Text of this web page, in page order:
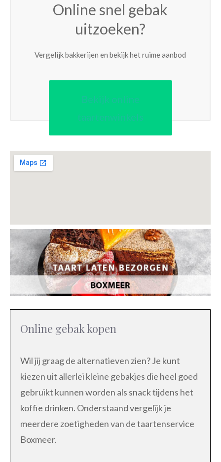
Online snel gebak
uitzoeken?
Vergelijk bakkerijen en bekijk het ruime aanbod
Bekijk online
taartenwinkels
Online gebak kopen
Wil jij graag de alternatieven zien? Je kunt
kiezen uit allerlei kleine gebakjes die heel goed
gebruikt kunnen worden als snack tijdens het
koffie drinken. Onderstaand vergelijk je
meerdere zoetigheden van de taartenservice
Boxmeer.